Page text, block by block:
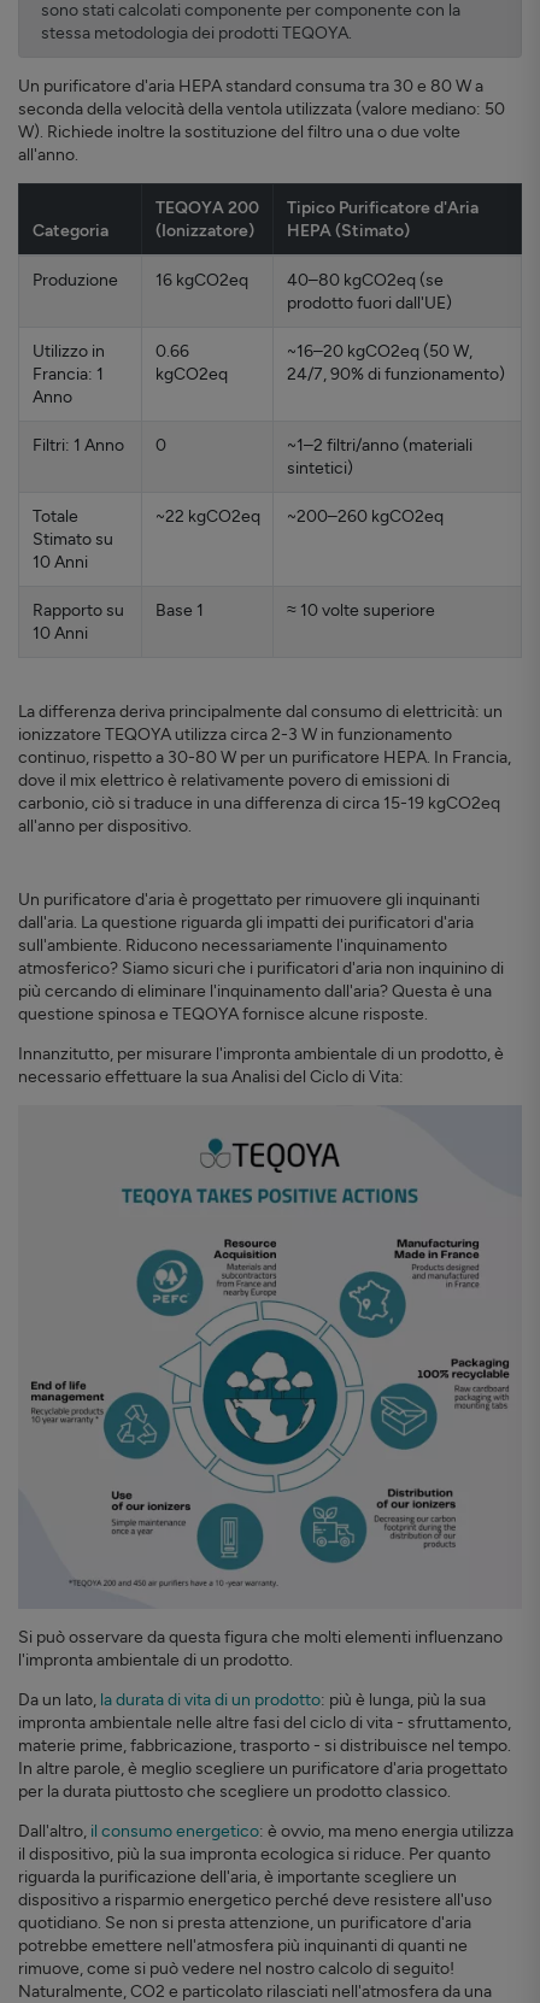
sono stati calcolati componente per componente con la
stessa metodologia dei prodotti TEQOYA.
Un purificatore d'aria HEPA standard consuma tra 30 e 80 W a
seconda della velocità della ventola utilizzata (valore mediano: 50
W). Richiede inoltre la sostituzione del filtro una o due volte
all'anno.
Categoria
TEQOYA 200
(Ionizzatore)
Tipico Purificatore d'Aria
HEPA (Stimato)
Produzione 16 kgCO2eq
40–80 kgCO2eq (se
prodotto fuori dall'UE)
Utilizzo in
Francia: 1
Anno
0.66
kgCO2eq
~16–20 kgCO2eq (50 W,
24/7, 90% di funzionamento)
Filtri: 1 Anno 0
~1–2 filtri/anno (materiali
sintetici)
Totale
Stimato su
10 Anni
~22 kgCO2eq ~200–260 kgCO2eq
Rapporto su
10 Anni
Base 1 ≈ 10 volte superiore
La differenza deriva principalmente dal consumo di elettricità: un
ionizzatore TEQOYA utilizza circa 2-3 W in funzionamento
continuo, rispetto a 30-80 W per un purificatore HEPA. In Francia,
dove il mix elettrico è relativamente povero di emissioni di
carbonio, ciò si traduce in una differenza di circa 15-19 kgCO2eq
all'anno per dispositivo.
Un purificatore d'aria è progettato per rimuovere gli inquinanti
dall'aria. La questione riguarda gli impatti dei purificatori d'aria
sull'ambiente. Riducono necessariamente l'inquinamento
atmosferico? Siamo sicuri che i purificatori d'aria non inquinino di
più cercando di eliminare l'inquinamento dall'aria? Questa è una
questione spinosa e TEQOYA fornisce alcune risposte.
Innanzitutto, per misurare l'impronta ambientale di un prodotto, è
necessario effettuare la sua Analisi del Ciclo di Vita:
Si può osservare da questa figura che molti elementi influenzano
l'impronta ambientale di un prodotto.
Da un lato, la durata di vita di un prodotto: più è lunga, più la sua
impronta ambientale nelle altre fasi del ciclo di vita - sfruttamento,
materie prime, fabbricazione, trasporto - si distribuisce nel tempo.
In altre parole, è meglio scegliere un purificatore d'aria progettato
per la durata piuttosto che scegliere un prodotto classico.
Dall'altro, il consumo energetico: è ovvio, ma meno energia utilizza
il dispositivo, più la sua impronta ecologica si riduce. Per quanto
riguarda la purificazione dell'aria, è importante scegliere un
dispositivo a risparmio energetico perché deve resistere all'uso
quotidiano. Se non si presta attenzione, un purificatore d'aria
potrebbe emettere nell'atmosfera più inquinanti di quanti ne
rimuove, come si può vedere nel nostro calcolo di seguito!
Naturalmente, CO2 e particolato rilasciati nell'atmosfera da una